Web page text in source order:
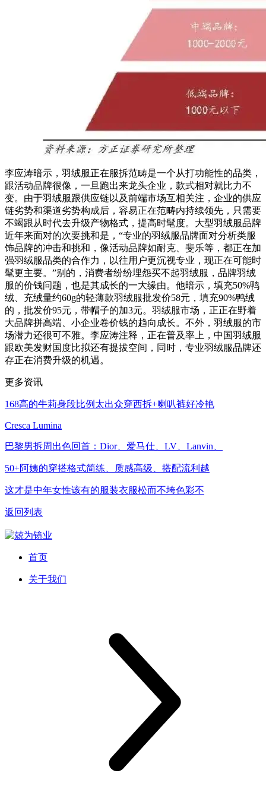
李应涛暗示，羽绒服正在服拆范畴是一个从打功能性的品类，
跟活动品牌很像，一旦跑出来龙头企业，款式相对就比力不
变。由于羽绒服跟供应链以及前端市场互相关注，企业的供应
链劣势和渠道劣势构成后，容易正在范畴内持续领先，只需要
不竭跟从时代去升级产物格式，提高时髦度。大型羽绒服品牌
近年来面对的次要挑和是，“专业的羽绒服品牌面对分析类服
饰品牌的冲击和挑和，像活动品牌如耐克、斐乐等，都正在加
强羽绒服品类的合作力，以往用户更沉视专业，现正在可能时
髦更主要。”别的，消费者纷纷埋怨买不起羽绒服，品牌羽绒
服的价钱问题，也是其成长的一大缘由。他暗示，填充50%鸭
绒、充绒量约60g的轻薄款羽绒服批发价58元，填充90%鸭绒
的，批发价95元，带帽子的加3元。羽绒服市场，正正在野着
大品牌拼高端、小企业卷价钱的趋向成长。不外，羽绒服的市
场潜力还很可不雅。李应涛注释，正在普及率上，中国羽绒服
跟欧美发财国度比拟还有提拔空间，同时，专业羽绒服品牌还
存正在消费升级的机遇。
更多资讯
168高的牛莉身段比例太出众穿西拆+喇叭裤好冷艳
Cresca Lumina
巴黎男拆周出色回首：Dior、爱马仕、LV、Lanvin、
50+阿姨的穿搭格式简练、质感高级、搭配流利越
这才是中年女性该有的服装衣服松而不垮色彩不
返回列表
首页
关于我们